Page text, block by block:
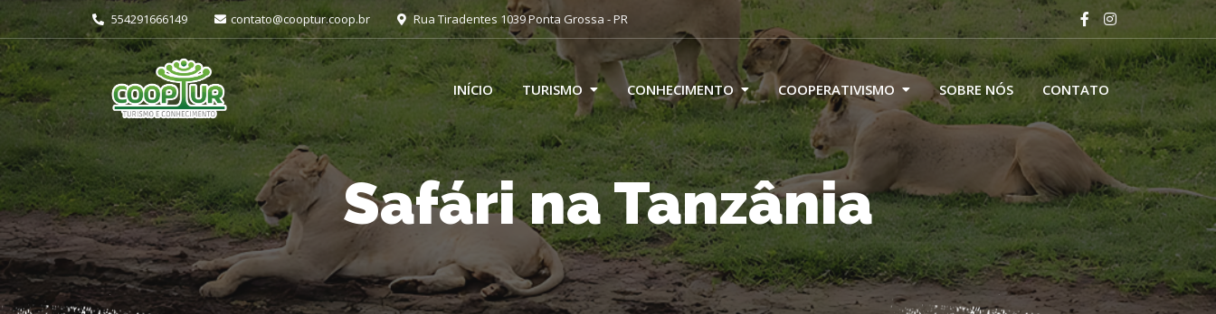
554291666149 contato@cooptur.coop.br Rua Tiradentes 1039 Ponta Grossa - PR
INÍCIO TURISMO CONHECIMENTO COOPERATIVISMO SOBRE NÓS CONTATO
Safári na Tanzânia